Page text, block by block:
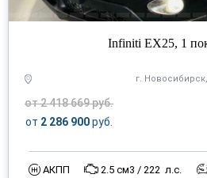
Infiniti EX25, 1
г.
от 2 418 669 руб.
от 2 286 900руб.
АКПП 2.5 см3 / 222 л.с.